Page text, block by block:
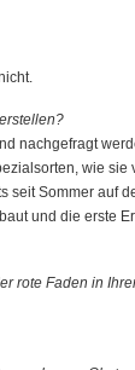
nachgefragt
wie sie
seit Sommer auf
und die erste
rote Faden in